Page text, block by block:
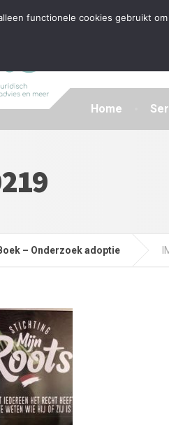
drukte kan ik beperkt nieuwe zaken
Home
– Onderzoek adoptie
functionele cookies gebruikt